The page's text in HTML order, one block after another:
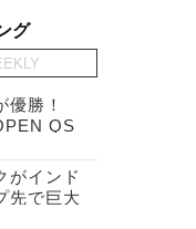
グ
勝！
QS
がインド
先で巨大